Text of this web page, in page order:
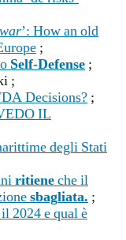
’: How an old
;
Self-Defense ;
;
Decisions? ;
IL
degli Stati
ritieneche il
sbagliata. ;
2024 e qual è